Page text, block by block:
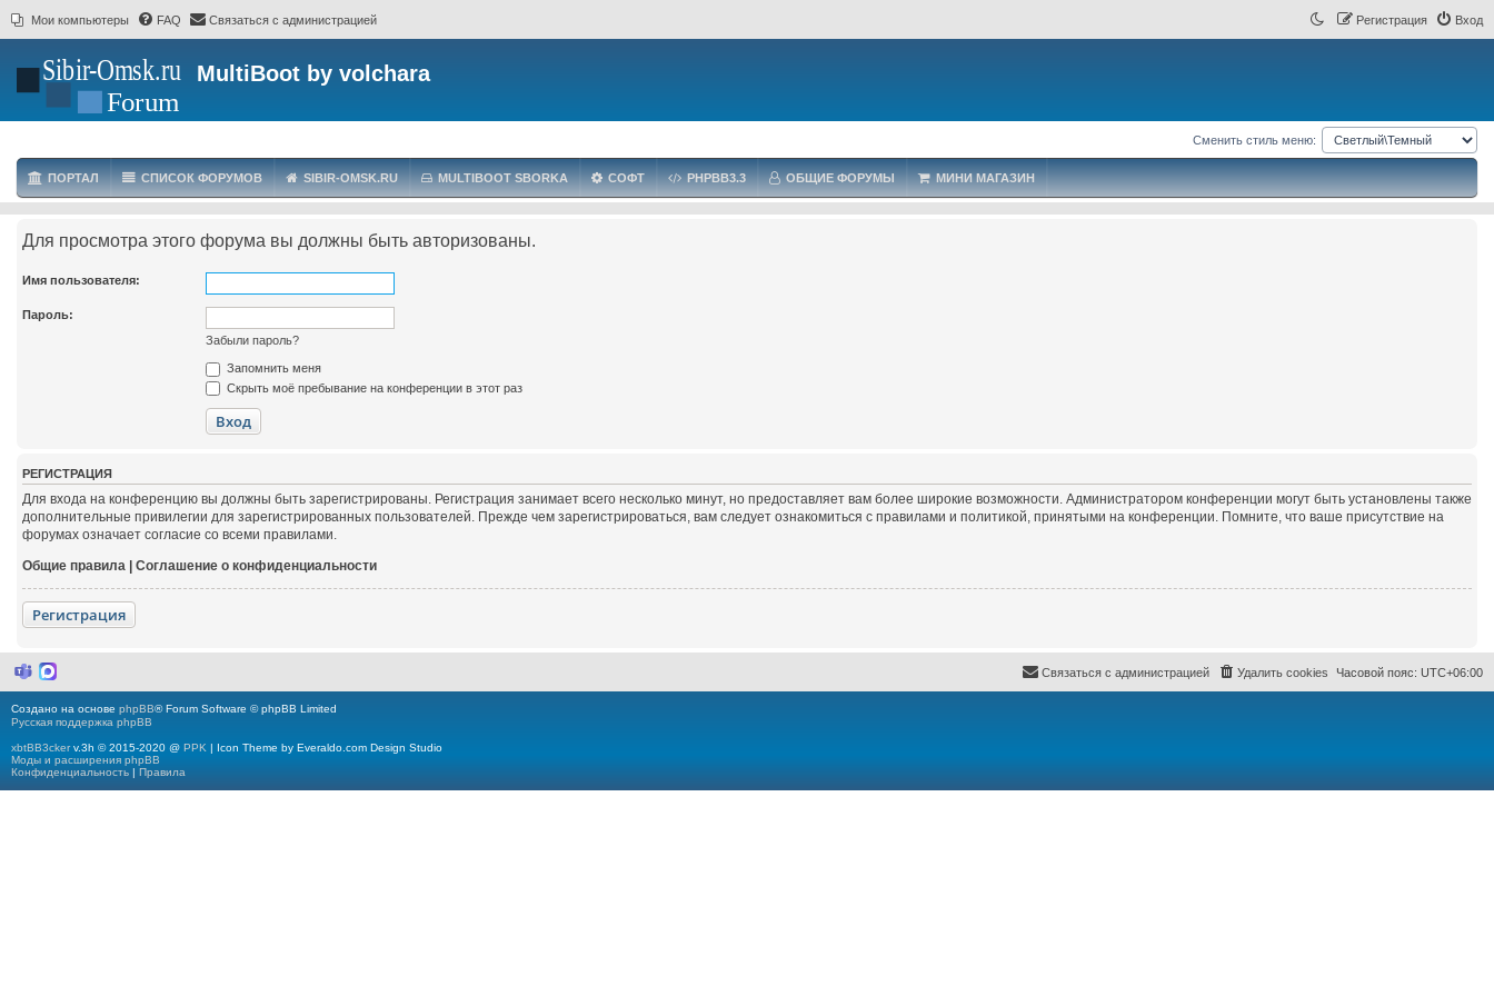
Мои компьютеры FAQ Связаться с администрацией Вход
Регистрация
MultiBoot by volchara
Сменить стиль меню:
ПОРТАЛ СПИСОК ФОРУМОВ SIBIR-OMSK.RU MULTIBOOT SBORKA СОФТ PHPBB3.3 ОБЩИЕ ФОРУМЫ МИНИ МАГАЗИН
Для просмотра этого форума вы должны быть авторизованы.
Имя пользователя:
Пароль:
Забыли пароль?
Запомнить меня
Скрыть моё пребывание на конференции в этот раз
РЕГИСТРАЦИЯ
Для входа на конференцию вы должны быть зарегистрированы. Регистрация занимает всего несколько минут, но предоставляет вам более широкие возможности. Администратором конференции могут быть установлены также
дополнительные привилегии для зарегистрированных пользователей. Прежде чем зарегистрироваться, вам следует ознакомиться с правилами и политикой, принятыми на конференции. Помните, что ваше присутствие на
форумах означает согласие со всеми правилами.
Общие правила | Соглашение о конфиденциальности
Регистрация
M
r
o
o
f
t
M
Часовой пояс: UTC+06:00
Удалить cookies
Связаться с администрацией
Создано на основе phpBB® Forum Software © phpBB Limited
Русская поддержка phpBB
xbtBB3ckerv.3h © 2015-2020 @ PPK | Icon Theme by Everaldo.com Design Studio
Моды и расширения phpBB
Конфиденциальность | Правила